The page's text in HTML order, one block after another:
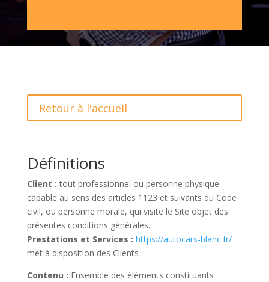
Retour à l'accueil
Définitions
Client : tout professionnel ou personne physique
capable au sens des articles 1123 et suivants du Code
civil, ou personne morale, qui visite le Site objet des
présentes conditions générales.
Prestations et Services : https://autocars-blanc.fr/
met à disposition des Clients :
Contenu : Ensemble des éléments constituants